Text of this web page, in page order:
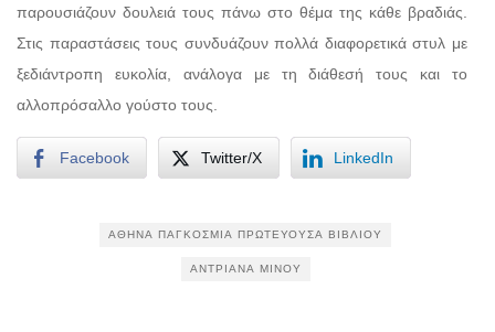
παρουσιάζουν δουλειά τους πάνω στο θέμα της κάθε βραδιάς.
Στις παραστάσεις τους συνδυάζουν πολλά διαφορετικά στυλ με
ξεδιάντροπη ευκολία, ανάλογα με τη διάθεσή τους και το
αλλοπρόσαλλο γούστο τους.
Facebook Twitter/X LinkedIn
ΑΘΉΝΑ ΠΑΓΚΌΣΜΙΑ ΠΡΩΤΕΎΟΥΣΑ ΒΙΒΛΊΟΥ
ΑΝΤΡΙΆΝΑ ΜΊΝΟΥ